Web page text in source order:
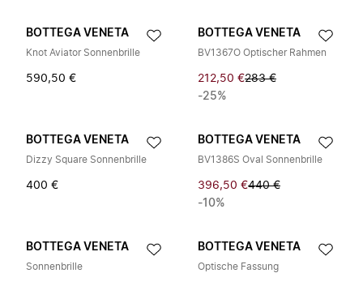
BOTTEGA VENETA
Knot Aviator Sonnenbrille
590,50 €
BOTTEGA VENETA
BV1367O Optischer Rahmen
212,50 €283 €
-25%
BOTTEGA VENETA
Dizzy Square Sonnenbrille
400 €
BOTTEGA VENETA
BV1386S Oval Sonnenbrille
396,50 €440 €
-10%
BOTTEGA VENETA
Sonnenbrille
BOTTEGA VENETA
Optische Fassung